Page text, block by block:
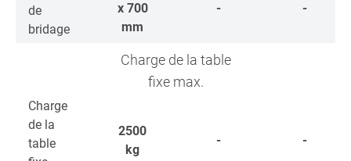
de
bridage
x 700
mm
- -
Charge de la table
fixe max.
Charge
de la
table
2500
kg
- -